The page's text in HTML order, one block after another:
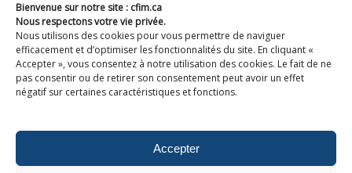
Bienvenue sur notre site : cfim.ca
Nous respectons votre vie privée.
Nous utilisons des cookies pour vous permettre de naviguer
efficacement et d’optimiser les fonctionnalités du site. En cliquant «
Accepter », vous consentez à notre utilisation des cookies. Le fait de ne
pas consentir ou de retirer son consentement peut avoir un effet
négatif sur certaines caractéristiques et fonctions.
Accepter
Devenir membre de CFIM
Suivez-nous